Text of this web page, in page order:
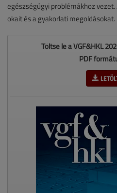
egészségügyi problémákhoz
okait és a gyakorlati megoldásokat.
Töltse le a VGF&HKL
PDF